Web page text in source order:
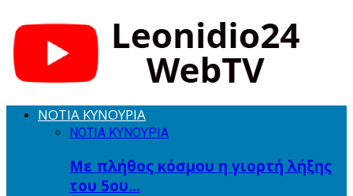
ΝΟΤΙΑ ΚΥΝΟΥΡΙΑ
ΝΟΤΙΑ ΚΥΝΟΥΡΙΑ
Με πλήθος κόσμου η γιορτή λήξης
του 5ου…